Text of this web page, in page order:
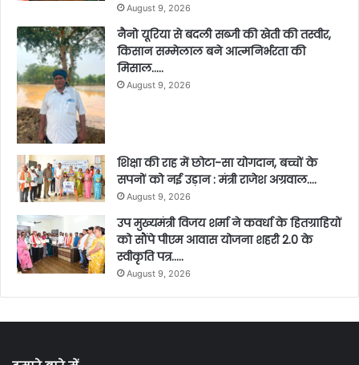
August 9, 2026
नैनो यूरिया से बदली सब्जी की खेती की तस्वीर,
किसान सम्मेलाल बने आत्मनिर्भरता की
मिसाल…..
August 9, 2026
शिक्षा की राह में छोटा-सा योगदान, बच्चों के
सपनों को नई उड़ान : मंत्री राजेश अग्रवाल….
August 9, 2026
उप मुख्यमंत्री विजय शर्मा ने कवर्धा के हितग्राहियों
को सौंपे पीएम आवास योजना शहरी 2.0 के
स्वीकृति पत्र…..
August 9, 2026